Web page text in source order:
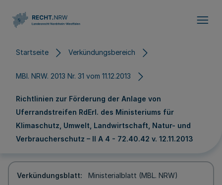
Startseite Verkündungsbereich
MBl. NRW. 2013 Nr. 31 vom 11.12.2013
Richtlinien zur Förderung der Anlage von
Uferrandstreifen RdErl. des Ministeriums für
Klimaschutz, Umwelt, Landwirtschaft, Natur- und
Verbraucherschutz – II A 4 - 72.40.42 v. 12.11.2013
Verkündungsblatt
Ministerialblatt (MBL. NRW)